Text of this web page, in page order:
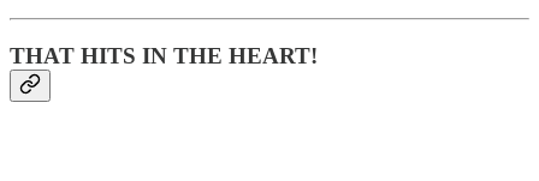
THAT HITS IN THE HEART!